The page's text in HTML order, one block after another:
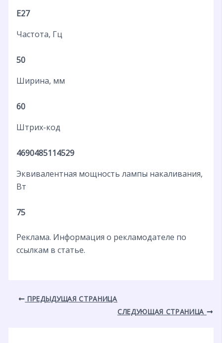
E27
Частота, Гц
50
Ширина, мм
60
Штрих-код
4690485114529
Эквивалентная мощность лампы накаливания,
Вт
75
Реклама. Информация о рекламодателе по
ссылкам в статье.
ПРЕДЫДУЩАЯ СТРАНИЦА
СЛЕДУЮЩАЯ СТРАНИЦА